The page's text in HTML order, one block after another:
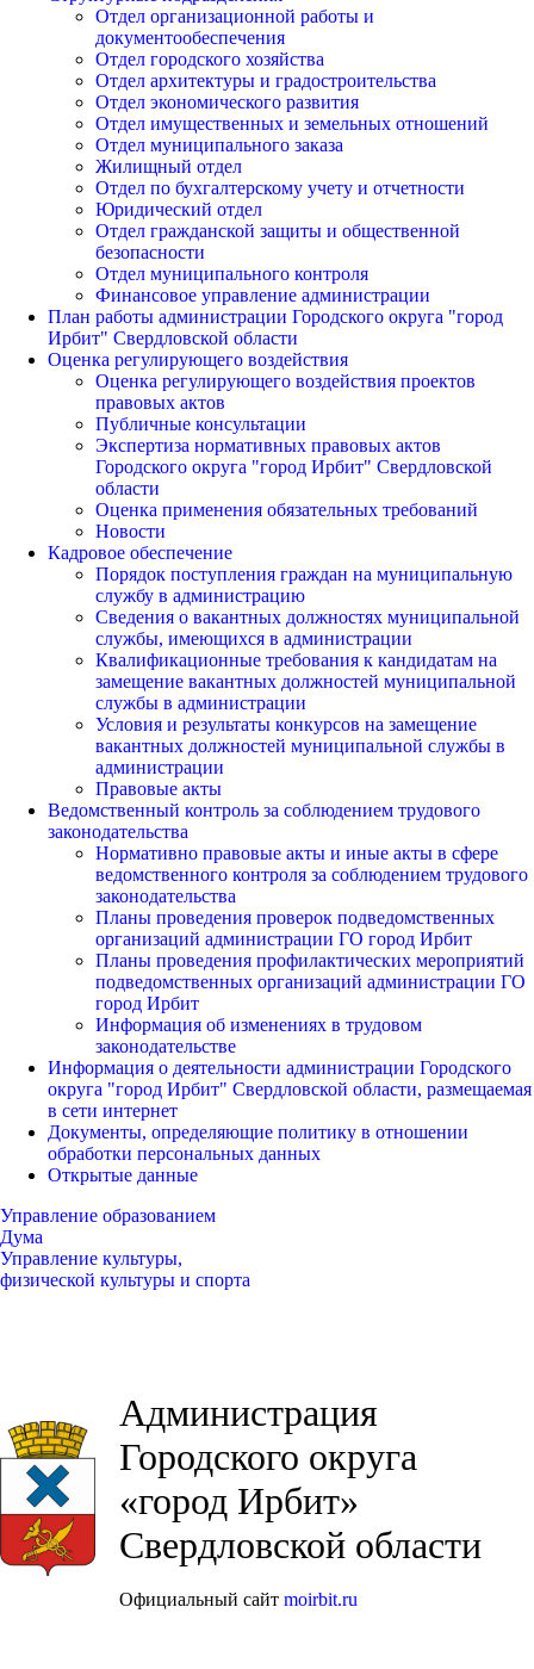
Отдел организационной работы и
документообеспечения
Отдел городского хозяйства
Отдел архитектуры и градостроительства
Отдел экономического развития
Отдел имущественных и земельных отношений
Отдел муниципального заказа
Жилищный отдел
Отдел по бухгалтерскому учету и отчетности
Юридический отдел
Отдел гражданской защиты и общественной
безопасности
Отдел муниципального контроля
Финансовое управление администрации
План работы администрации Городского округа "город
Ирбит" Свердловской области
Оценка регулирующего воздействия
Оценка регулирующего воздействия проектов
правовых актов
Публичные консультации
Экспертиза нормативных правовых актов
Городского округа "город Ирбит" Свердловской
области
Оценка применения обязательных требований
Новости
Кадровое обеспечение
Порядок поступления граждан на муниципальную
службу в администрацию
Сведения о вакантных должностях муниципальной
службы, имеющихся в администрации
Квалификационные требования к кандидатам на
замещение вакантных должностей муниципальной
службы в администрации
Условия и результаты конкурсов на замещение
вакантных должностей муниципальной службы в
администрации
Правовые акты
Ведомственный контроль за соблюдением трудового
законодательства
Нормативно правовые акты и иные акты в сфере
ведомственного контроля за соблюдением трудового
законодательства
Планы проведения проверок подведомственных
организаций администрации ГО город Ирбит
Планы проведения профилактических мероприятий
подведомственных организаций администрации ГО
город Ирбит
Информация об изменениях в трудовом
законодательстве
Информация о деятельности администрации Городского
округа "город Ирбит" Свердловской области, размещаемая
в сети интернет
Документы, определяющие политику в отношении
обработки персональных данных
Открытые данные
Управление образованием
Дума
Управление культуры,
физической культуры и спорта
Администрация
Городского округа
«город Ирбит»
Свердловской области
Официальный сайт moirbit.ru